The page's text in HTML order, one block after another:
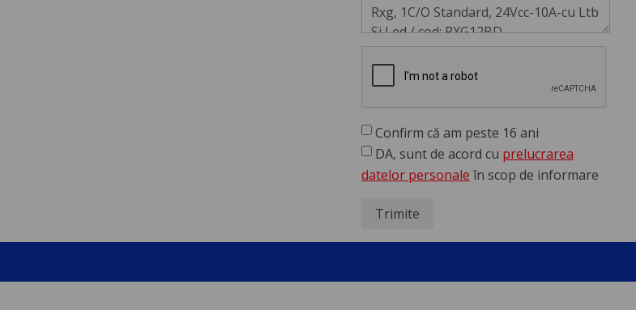
Confirm că am peste 16 ani
DA, sunt de acord cu prelucrarea
datelor personale în scop de informare
Trimite